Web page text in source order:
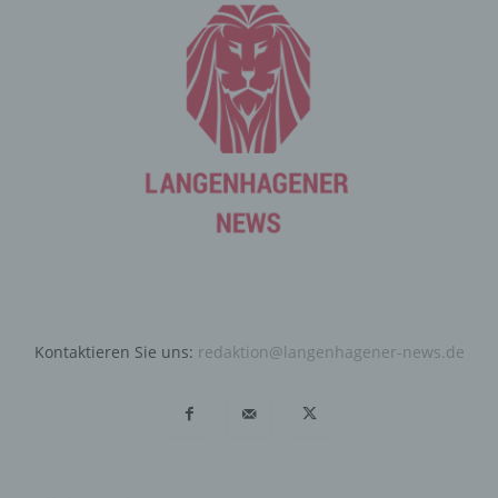
Kontaktieren Sie uns: redaktion@langenhagener-news.de
entsprechenden Einstellung des genutzten
Internetbrowsers verhindern und damit der Setzung von
Cookies dauerhaft widersprechen. Ferner können
bereits gesetzte Cookies jederzeit über einen
Internetbrowser oder andere Softwareprogramme
gelöscht werden. Dies ist in allen gängigen
Internetbrowsern möglich. Deaktiviert die betroffene
Person die Setzung von Cookies in dem genutzten
Internetbrowser, sind unter Umständen nicht alle
Die Internetseite erfasst mit jedem Aufruf der
automatisiertes System eine Reihe von allgemeinen